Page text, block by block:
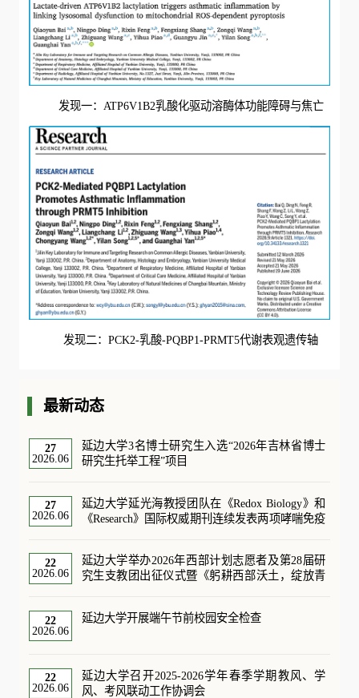
发现一：ATP6V1B2乳酸化驱动溶酶体功能障碍与焦亡
发现二：PCK2-乳酸-PQBP1-PRMT5代谢表观遗传轴
最新动态
27
2026.06
延边大学3名博士研究生入选“2026年吉林省博士
研究生托举工程”项目
27
2026.06
延边大学延光海教授团队在《Redox Biology》和
《Research》国际权威期刊连续发表两项哮喘免疫
22
2026.06
延边大学举办2026年西部计划志愿者及第28届研
究生支教团出征仪式暨《躬耕西部沃土，绽放青
22
2026.06
延边大学开展端午节前校园安全检查
22
2026.06
延边大学召开2025-2026学年春季学期教风、学
风、考风联动工作协调会